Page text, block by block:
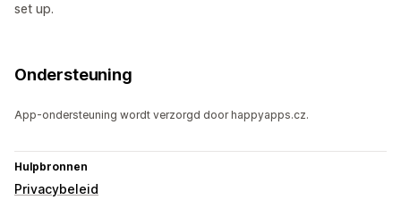
set up.
Ondersteuning
App-ondersteuning wordt verzorgd door happyapps.cz.
Hulpbronnen
Privacybeleid